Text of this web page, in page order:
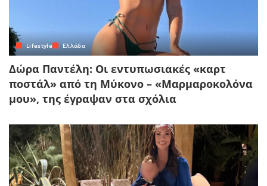
Lifestyle Ελλάδα
Δώρα Παντέλη: Οι εντυπωσιακές «καρτ
ποστάλ» από τη Μύκονο – «Μαρμαροκολόνα
μου», της έγραψαν στα σχόλια